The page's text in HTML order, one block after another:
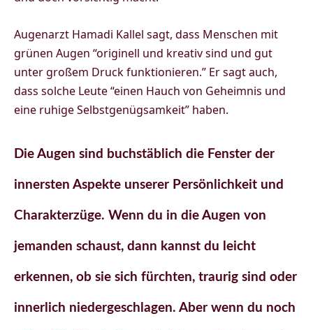
Augenarzt Hamadi Kallel sagt, dass Menschen mit
grünen Augen “originell und kreativ sind und gut
unter großem Druck funktionieren.” Er sagt auch,
dass solche Leute “einen Hauch von Geheimnis und
eine ruhige Selbstgenügsamkeit” haben.
Die Augen sind buchstäblich die Fenster der
innersten Aspekte unserer Persönlichkeit und
Charakterzüge. Wenn du in die Augen von
jemanden schaust, dann kannst du leicht
erkennen, ob sie sich fürchten, traurig sind oder
innerlich niedergeschlagen. Aber wenn du noch